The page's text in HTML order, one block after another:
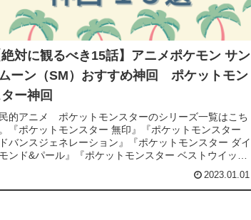
絶対に観るべき15話】アニメポケモン サン
ーン（SM）おすすめ神回 ポケットモン
ー神回
的アニメ ポケットモンスターのシリーズ一覧はこち
『ポケットモンスター 無印』『ポケットモンスター
バンスジェネレーション』『ポケットモンスター ダイ
ンド&パール』『ポケットモンスター ベストウイッシ
2023.01.01